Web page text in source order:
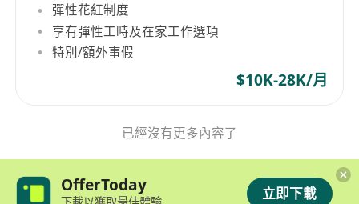
彈性花紅制度
享有彈性工時及在家工作選項
特別/額外事假
$10K-28K/月
已經沒有更多內容了
OfferToday 立即下載